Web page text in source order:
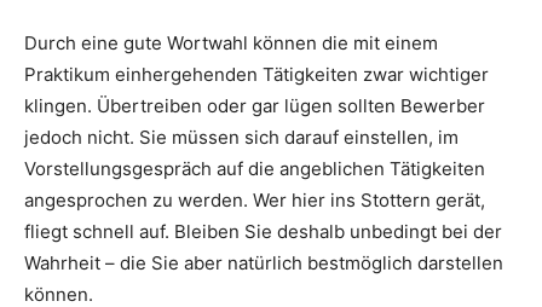
Durch eine gute Wortwahl können die mit einem
Praktikum einhergehenden Tätigkeiten zwar wichtiger
klingen. Übertreiben oder gar lügen sollten Bewerber
jedoch nicht. Sie müssen sich darauf einstellen, im
Vorstellungsgespräch auf die angeblichen Tätigkeiten
angesprochen zu werden. Wer hier ins Stottern gerät,
fliegt schnell auf. Bleiben Sie deshalb unbedingt bei der
Wahrheit – die Sie aber natürlich bestmöglich darstellen
können.